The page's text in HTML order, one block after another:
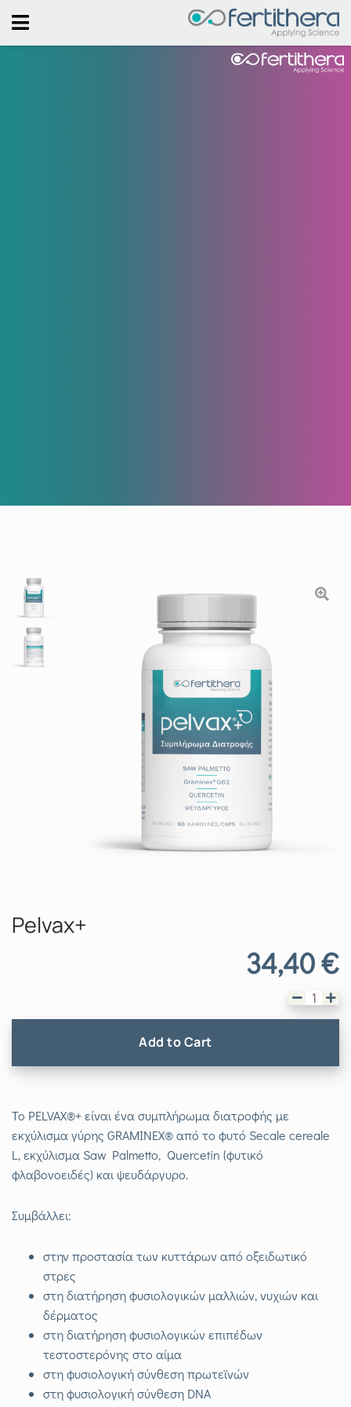
Pelvax+
34,40€
Pelvax+
Add to Cart
Το PELVAX®+ είναι ένα συμπλήρωμα διατροφής με
εκχύλισμα γύρης GRAMINEX® από το φυτό Secale cereale
L, εκχύλισμα Saw Palmetto, Quercetin (φυτικό
φλαβονοειδές) και ψευδάργυρο.
Συμβάλλει:
στην προστασία των κυττάρων από οξειδωτικό
στρες
στη διατήρηση φυσιολογικών μαλλιών, νυχιών και
δέρματος
στη διατήρηση φυσιολογικών επιπέδων
τεστοστερόνης στο αίμα
στη φυσιολογική σύνθεση πρωτεϊνών
στη φυσιολογική σύνθεση DNA